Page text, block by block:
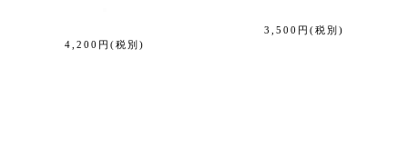
4,200 円 (税別)
3,500 円 (税別)